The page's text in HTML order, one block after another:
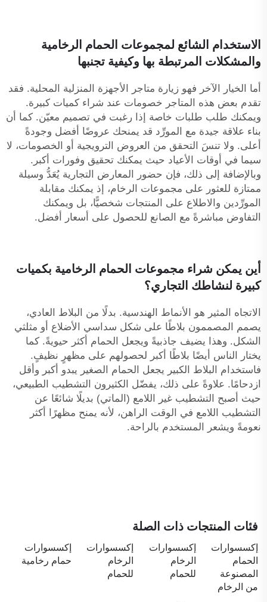
الاستخدام الشائع لمجموعات الحمام الرخامية
والمشكلات المرتبطة بها وكيفية تجنبها
أما الخيار الآخر فهو زيارة متاجر الأجهزة المنزلية المحلية. فقد
تقدم بعض هذه المتاجر خصومات عند شراء كميات كبيرة.
ويمكنك طلب طلبات خاصة إذا رغبت في تصميم معيّن. كما أن
بناء علاقة جيدة مع المورِّد قد يمنحك عروضًا أفضل وجودةً
أعلى. ولا تنسَ التحقق من العروض الترويجية أو الخصومات، لا
سيما في أوقات الأعياد حيث يمكنك تحقيق وفورات أكبر.
وبالإضافة إلى ذلك، فإن حضور المعارض التجارية يُعَدُّ وسيلة
ممتازة للعثور على مجموعات الرخام، إذ يمكنك مقابلة
المورِّدين والاطلاع على المنتجات شخصيًّا، بل ويمكنك
التفاوض مباشرةً مع الصانع للحصول على أسعار أفضل.
أين يمكن شراء مجموعات الحمام الرخامية بكميات
كبيرة لنشاطك التجاري؟
الاتجاه المثير هو الأنماط الهندسية. بدلًا من البلاط العادي،
يصمم المصممون بلاطًا على شكل سداسي الأضلاع أو مثلثي
الشكل. وهذا يضيف جاذبيةً ويجعل الحمام أكثر حيويةً. كما
يختار الناس أيضًا بلاطًا أكبر لحصولهم على مظهرٍ نظيفٍ.
فاستخدام البلاط الكبير يجعل الحمام الصغير يبدو أكبر وأقل
ازدحامًا. علاوةً على ذلك، يفضّل الكثيرون التشطيب الطبيعي،
حيث أصبح التشطيب غير اللامع (الماتي) بديلًا شائعًا عن
التشطيب اللامع في الوقت الراهن، لأنه يمنح مظهرًا أكثر
نعومةً ويشعر المستخدم بالراحة.
فئات المنتجات ذات الصلة
إكسسوارات
الحمام
المصنوعة
من الرخام
إكسسوارات
الرخام
للحمام
إكسسوارات
الرخام
للحمام
إكسسوارات
حمام رخامية